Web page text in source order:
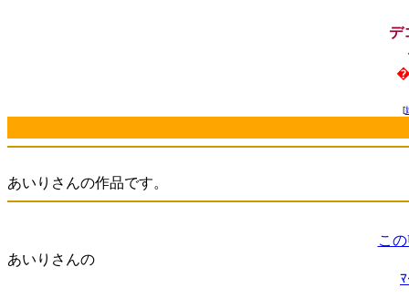
デ
[
あいりさんの作品です。
こ
あいりさんの